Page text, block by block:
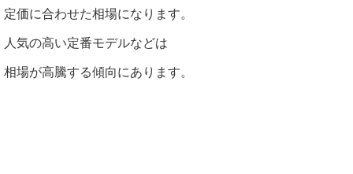
定価に合わせた相場になります。
人気の高い定番モデルなどは
相場が高騰する傾向にあります。